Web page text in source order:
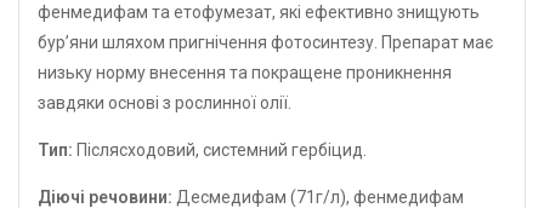
фенмедифам та етофумезат, які ефективно знищують
бур’яни шляхом пригнічення фотосинтезу. Препарат має
низьку норму внесення та покращене проникнення
завдяки основі з рослинної олії.
Тип: Післясходовий, системний гербіцид.
Діючі речовини: Десмедифам (71г/л), фенмедифам